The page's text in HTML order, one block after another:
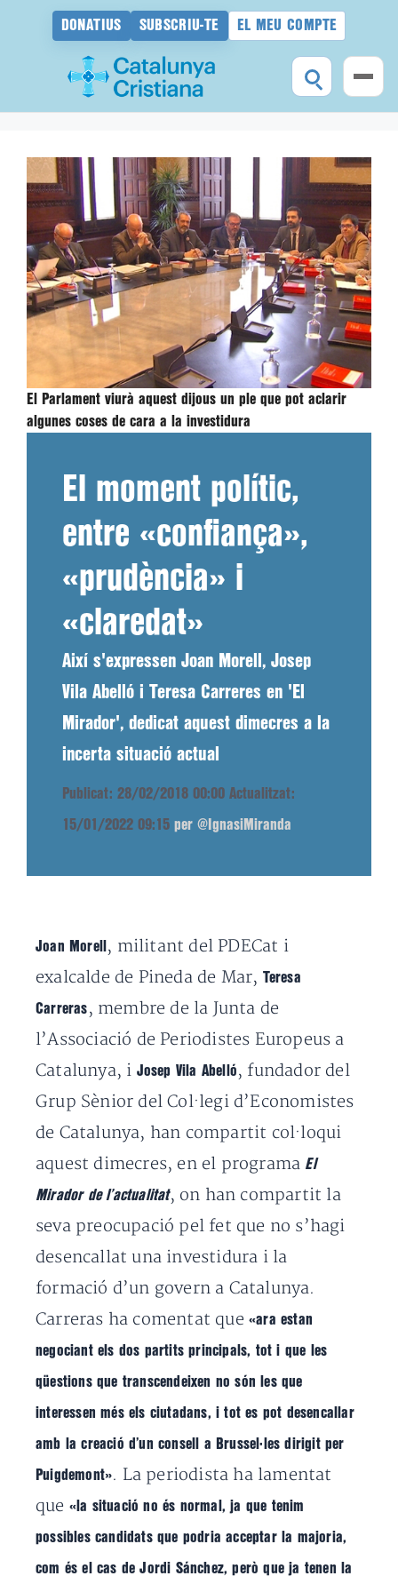
DONATIUS SUBSCRIU-TE EL MEU COMPTE
El Parlament viurà aquest dijous un ple que pot aclarir
algunes coses de cara a la investidura
El moment polític,
entre «confiança»,
«prudència» i
«claredat»
Així s'expressen Joan Morell, Josep
Vila Abelló i Teresa Carreres en 'El
Mirador', dedicat aquest dimecres a la
incerta situació actual
Publicat: 28/02/2018 00:00 Actualitzat:
15/01/2022 09:15 per @IgnasiMiranda
Joan Morell
, militant del PDECat i
exalcalde de Pineda de Mar, Teresa
Carreras , membre de la Junta de
l’Associació de Periodistes Europeus a
Catalunya, i Josep Vila Abelló , fundador del
Grup Sènior del Col·legi d’Economistes
de Catalunya, han compartit col·loqui
aquest dimecres, en el programa El
Mirador de l’actualitat, on han compartit la
seva preocupació pel fet que no s’hagi
desencallat una investidura i la
formació d’un govern a Catalunya.
Carreras ha comentat que «ara estan
negociant els dos partits principals, tot i que les
qüestions que transcendeixen no són les que
interessen més els ciutadans, i tot es pot desencallar
amb la creació d’un consell a Brussel·les dirigit per
Puigdemont». La periodista ha lamentat
que «la situació no és normal, ja que tenim
possibles candidats que podria acceptar la majoria,
com és el cas de Jordi Sánchez, però que ja tenen la